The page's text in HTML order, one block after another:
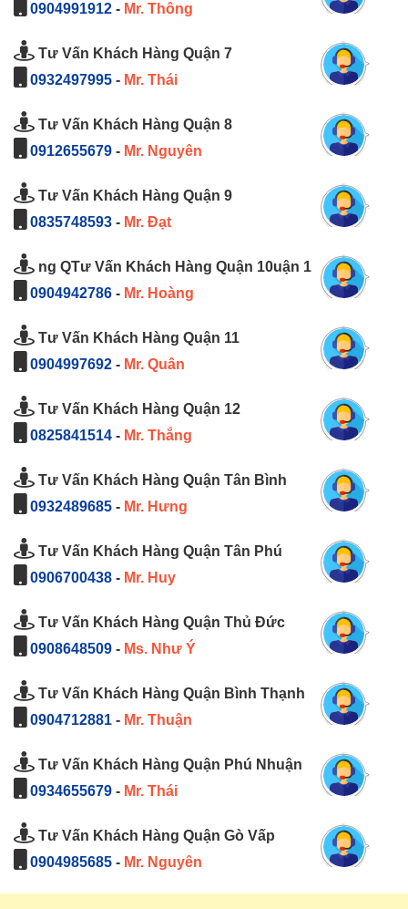
0904991912 - Mr. Thông
Tư Vấn Khách Hàng Quận 7
0932497995 - Mr. Thái
Tư Vấn Khách Hàng Quận 8
0912655679 - Mr. Nguyên
Tư Vấn Khách Hàng Quận 9
0835748593 - Mr. Đạt
ng QTư Vấn Khách Hàng Quận 10uận 1
0904942786 - Mr. Hoàng
Tư Vấn Khách Hàng Quận 11
0904997692 - Mr. Quân
Tư Vấn Khách Hàng Quận 12
0825841514 - Mr. Thắng
Tư Vấn Khách Hàng Quận Tân Bình
0932489685 - Mr. Hưng
Tư Vấn Khách Hàng Quận Tân Phú
0906700438 - Mr. Huy
Tư Vấn Khách Hàng Quận Thủ Đức
0908648509 - Ms. Như Ý
Tư Vấn Khách Hàng Quận Bình Thạnh
0904712881 - Mr. Thuận
Tư Vấn Khách Hàng Quận Phú Nhuận
0934655679 - Mr. Thái
Tư Vấn Khách Hàng Quận Gò Vấp
0904985685 - Mr. Nguyên